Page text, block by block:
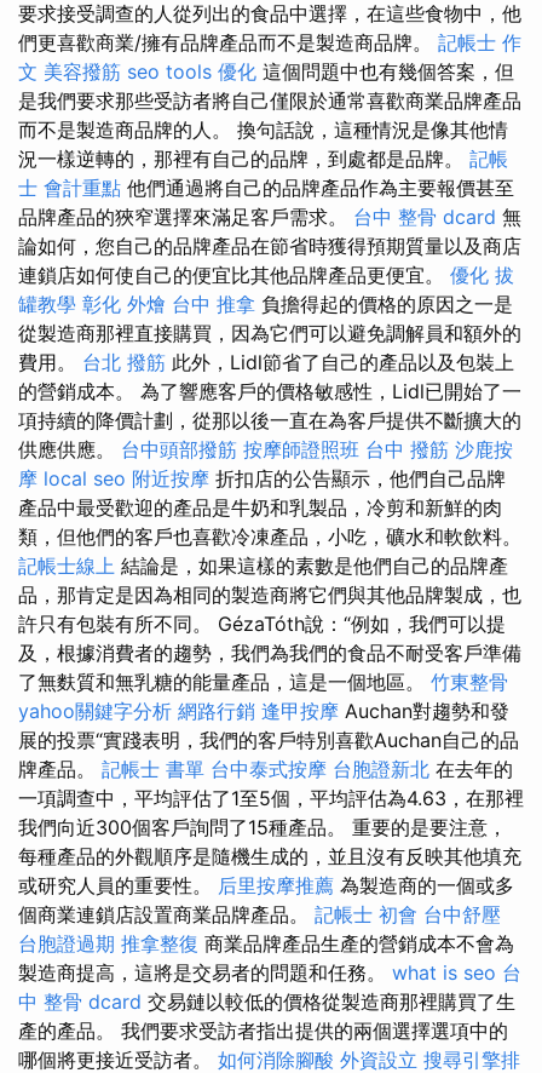
要求接受調查的人從列出的食品中選擇，在這些食物中，他
們更喜歡商業/擁有品牌產品而不是製造商品牌。 記帳士 作
文 美容撥筋 seo tools 優化 這個問題中也有幾個答案，但
是我們要求那些受訪者將自己僅限於通常喜歡商業品牌產品
而不是製造商品牌的人。 換句話說，這種情況是像其他情
況一樣逆轉的，那裡有自己的品牌，到處都是品牌。 記帳
士 會計重點 他們通過將自己的品牌產品作為主要報價甚至
品牌產品的狹窄選擇來滿足客戶需求。 台中 整骨 dcard 無
論如何，您自己的品牌產品在節省時獲得預期質量以及商店
連鎖店如何使自己的便宜比其他品牌產品更便宜。 優化 拔
罐教學 彰化 外燴 台中 推拿 負擔得起的價格的原因之一是
從製造商那裡直接購買，因為它們可以避免調解員和額外的
費用。 台北 撥筋 此外，Lidl節省了自己的產品以及包裝上
的營銷成本。 為了響應客戶的價格敏感性，Lidl已開始了一
項持續的降價計劃，從那以後一直在為客戶提供不斷擴大的
供應供應。 台中頭部撥筋 按摩師證照班 台中 撥筋 沙鹿按
摩 local seo 附近按摩 折扣店的公告顯示，他們自己品牌
產品中最受歡迎的產品是牛奶和乳製品，冷剪和新鮮的肉
類，但他們的客戶也喜歡冷凍產品，小吃，礦水和軟飲料。
記帳士線上 結論是，如果這樣的素數是他們自己的品牌產
品，那肯定是因為相同的製造商將它們與其他品牌製成，也
許只有包裝有所不同。 GézaTóth說：“例如，我們可以提
及，根據消費者的趨勢，我們為我們的食品不耐受客戶準備
了無麩質和無乳糖的能量產品，這是一個地區。 竹東整骨
yahoo關鍵字分析 網路行銷 逢甲按摩 Auchan對趨勢和發
展的投票“實踐表明，我們的客戶特別喜歡Auchan自己的品
牌產品。 記帳士 書單 台中泰式按摩 台胞證新北 在去年的
一項調查中，平均評估了1至5個，平均評估為4.63，在那裡
我們向近300個客戶詢問了15種產品。 重要的是要注意，
每種產品的外觀順序是隨機生成的，並且沒有反映其他填充
或研究人員的重要性。 后里按摩推薦 為製造商的一個或多
個商業連鎖店設置商業品牌產品。 記帳士 初會 台中舒壓
台胞證過期 推拿整復 商業品牌產品生產的營銷成本不會為
製造商提高，這將是交易者的問題和任務。 what is seo 台
中 整骨 dcard 交易鏈以較低的價格從製造商那裡購買了生
產的產品。 我們要求受訪者指出提供的兩個選擇選項中的
哪個將更接近受訪者。 如何消除腳酸 外資設立 搜尋引擎排